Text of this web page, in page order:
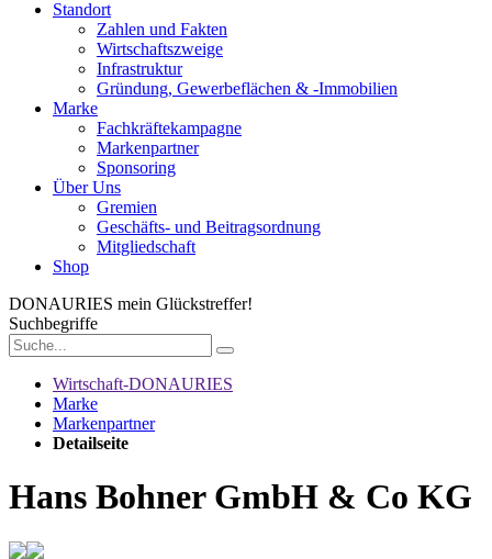
Standort
Zahlen und Fakten
Wirtschaftszweige
Infrastruktur
Gründung, Gewerbeflächen & -Immobilien
Marke
Fachkräftekampagne
Markenpartner
Sponsoring
Über Uns
Gremien
Geschäfts- und Beitragsordnung
Mitgliedschaft
Shop
DONAURIES mein Glückstreffer!
Suchbegriffe
Wirtschaft-DONAURIES
Marke
Markenpartner
Detailseite
Hans Bohner GmbH & Co KG